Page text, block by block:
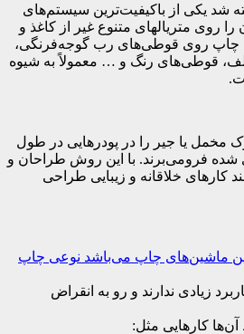
شد یکی از باکیفیت‌ترین سیستم‌های
چاپ محسوب می‌شود و آن را روی متریال‎های متنوع غیر از کاغذ و
چاپ روی قوطی‌های رب گوجه‌فرنگی،
قوطی‌های رنگ و … معمولاً به شیوه
یا جیر را در پودرهایی در طول
فرومی‌برند. با این روش طراحان و
کارهای خلاقانه و زیبایی طراحی
ماشین‌های چاپ می‌باشد نوعی چاپ
زیادی ندارند و رو به انقراض
کارهایی مثل: